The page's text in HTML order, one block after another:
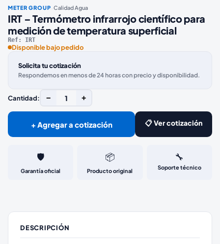
METER GROUP Calidad Agua
IRT – Termómetro infrarrojo científico para
medición de temperatura superficial
Ref: IRT
Disponible bajo pedido
Solicita tu cotización
Respondemos en menos de 24 horas con precio y disponibilidad.
Cantidad: − 1 +
+ Agregar a cotización 📋 Ver cotización
🛡️
Garantía oficial
📦
Producto original
🔧
Soporte técnico
DESCRIPCIÓN